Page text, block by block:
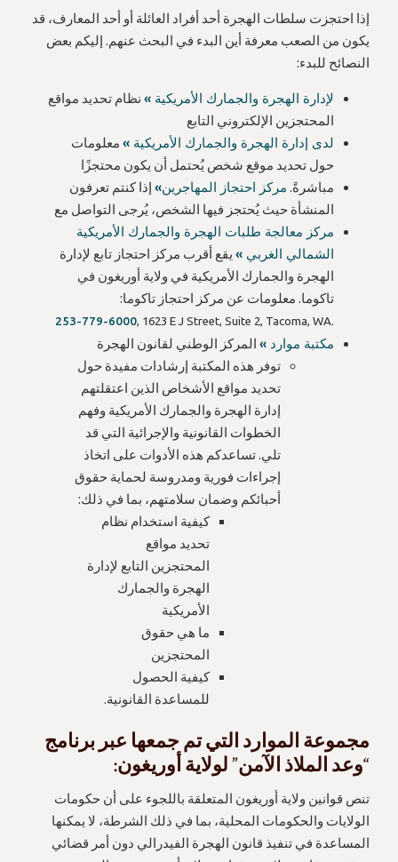
إذا احتجزت سلطات الهجرة أحد أفراد العائلة أو أحد المعارف، قد
يكون من الصعب معرفة أين البدء في البحث عنهم. إليكم بعض
النصائح للبدء:
لإدارة الهجرة والجمارك الأمريكية » نظام تحديد مواقع
المحتجزين الإلكتروني التابع
لدى إدارة الهجرة والجمارك الأمريكية » معلومات
حول تحديد موقع شخص يُحتمل أن يكون محتجزًا
مباشرةً. مركز احتجاز المهاجرين» إذا كنتم تعرفون
المنشأة حيث يُحتجز فيها الشخص، يُرجى التواصل مع
مركز معالجة طلبات الهجرة والجمارك الأمريكية
الشمالي الغربي » يقع أقرب مركز احتجاز تابع لإدارة
الهجرة والجمارك الأمريكية في ولاية أوريغون في
تاكوما. معلومات عن مركز احتجاز تاكوما:
253-779-6000, 1623 E J Street, Suite 2, Tacoma, WA.
مكتبة موارد » المركز الوطني لقانون الهجرة
توفر هذه المكتبة إرشادات مفيدة حول
تحديد مواقع الأشخاص الذين اعتقلتهم
إدارة الهجرة والجمارك الأمريكية وفهم
الخطوات القانونية والإجرائية التي قد
تلي. تساعدكم هذه الأدوات على اتخاذ
إجراءات فورية ومدروسة لحماية حقوق
أحبائكم وضمان سلامتهم، بما في ذلك:
كيفية استخدام نظام
تحديد مواقع
المحتجزين التابع لإدارة
الهجرة والجمارك
الأمريكية
ما هي حقوق
المحتجزين
كيفية الحصول
للمساعدة القانونية.
مجموعة الموارد التي تم جمعها عبر برنامج
“وعد الملاذ الآمن” لولاية أوريغون:
تنص قوانين ولاية أوريغون المتعلقة باللجوء على أن حكومات
الولايات والحكومات المحلية، بما في ذلك الشرطة، لا يمكنها
المساعدة في تنفيذ قانون الهجرة الفيدرالي دون أمر قضائي